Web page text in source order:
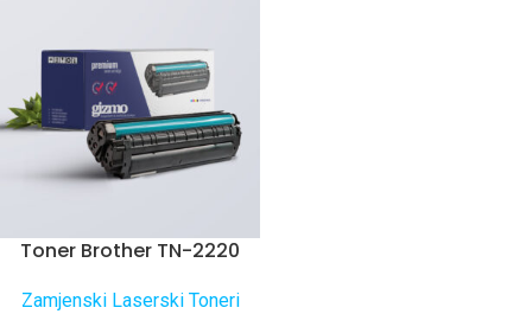
Toner Brother TN-2220
Zamjenski Laserski Toneri